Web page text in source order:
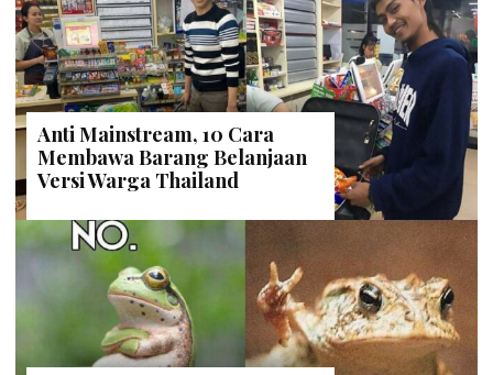
Anti Mainstream, 10 Cara
Membawa Barang Belanjaan
Versi Warga Thailand